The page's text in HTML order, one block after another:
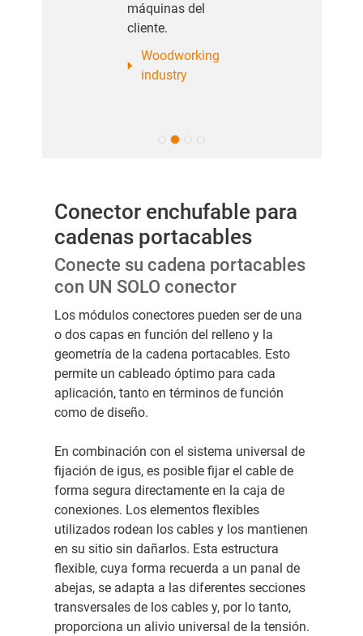
máquinas del
cliente.
Woodworking
industry
Conector enchufable para
cadenas portacables
Conecte su cadena portacables
con UN SOLO conector
Los módulos conectores pueden ser de una
o dos capas en función del relleno y la
geometría de la cadena portacables. Esto
permite un cableado óptimo para cada
aplicación, tanto en términos de función
como de diseño.
En combinación con el sistema universal de
fijación de igus, es posible fijar el cable de
forma segura directamente en la caja de
conexiones. Los elementos flexibles
utilizados rodean los cables y los mantienen
en su sitio sin dañarlos. Esta estructura
flexible, cuya forma recuerda a un panal de
abejas, se adapta a las diferentes secciones
transversales de los cables y, por lo tanto,
proporciona un alivio universal de la tensión.